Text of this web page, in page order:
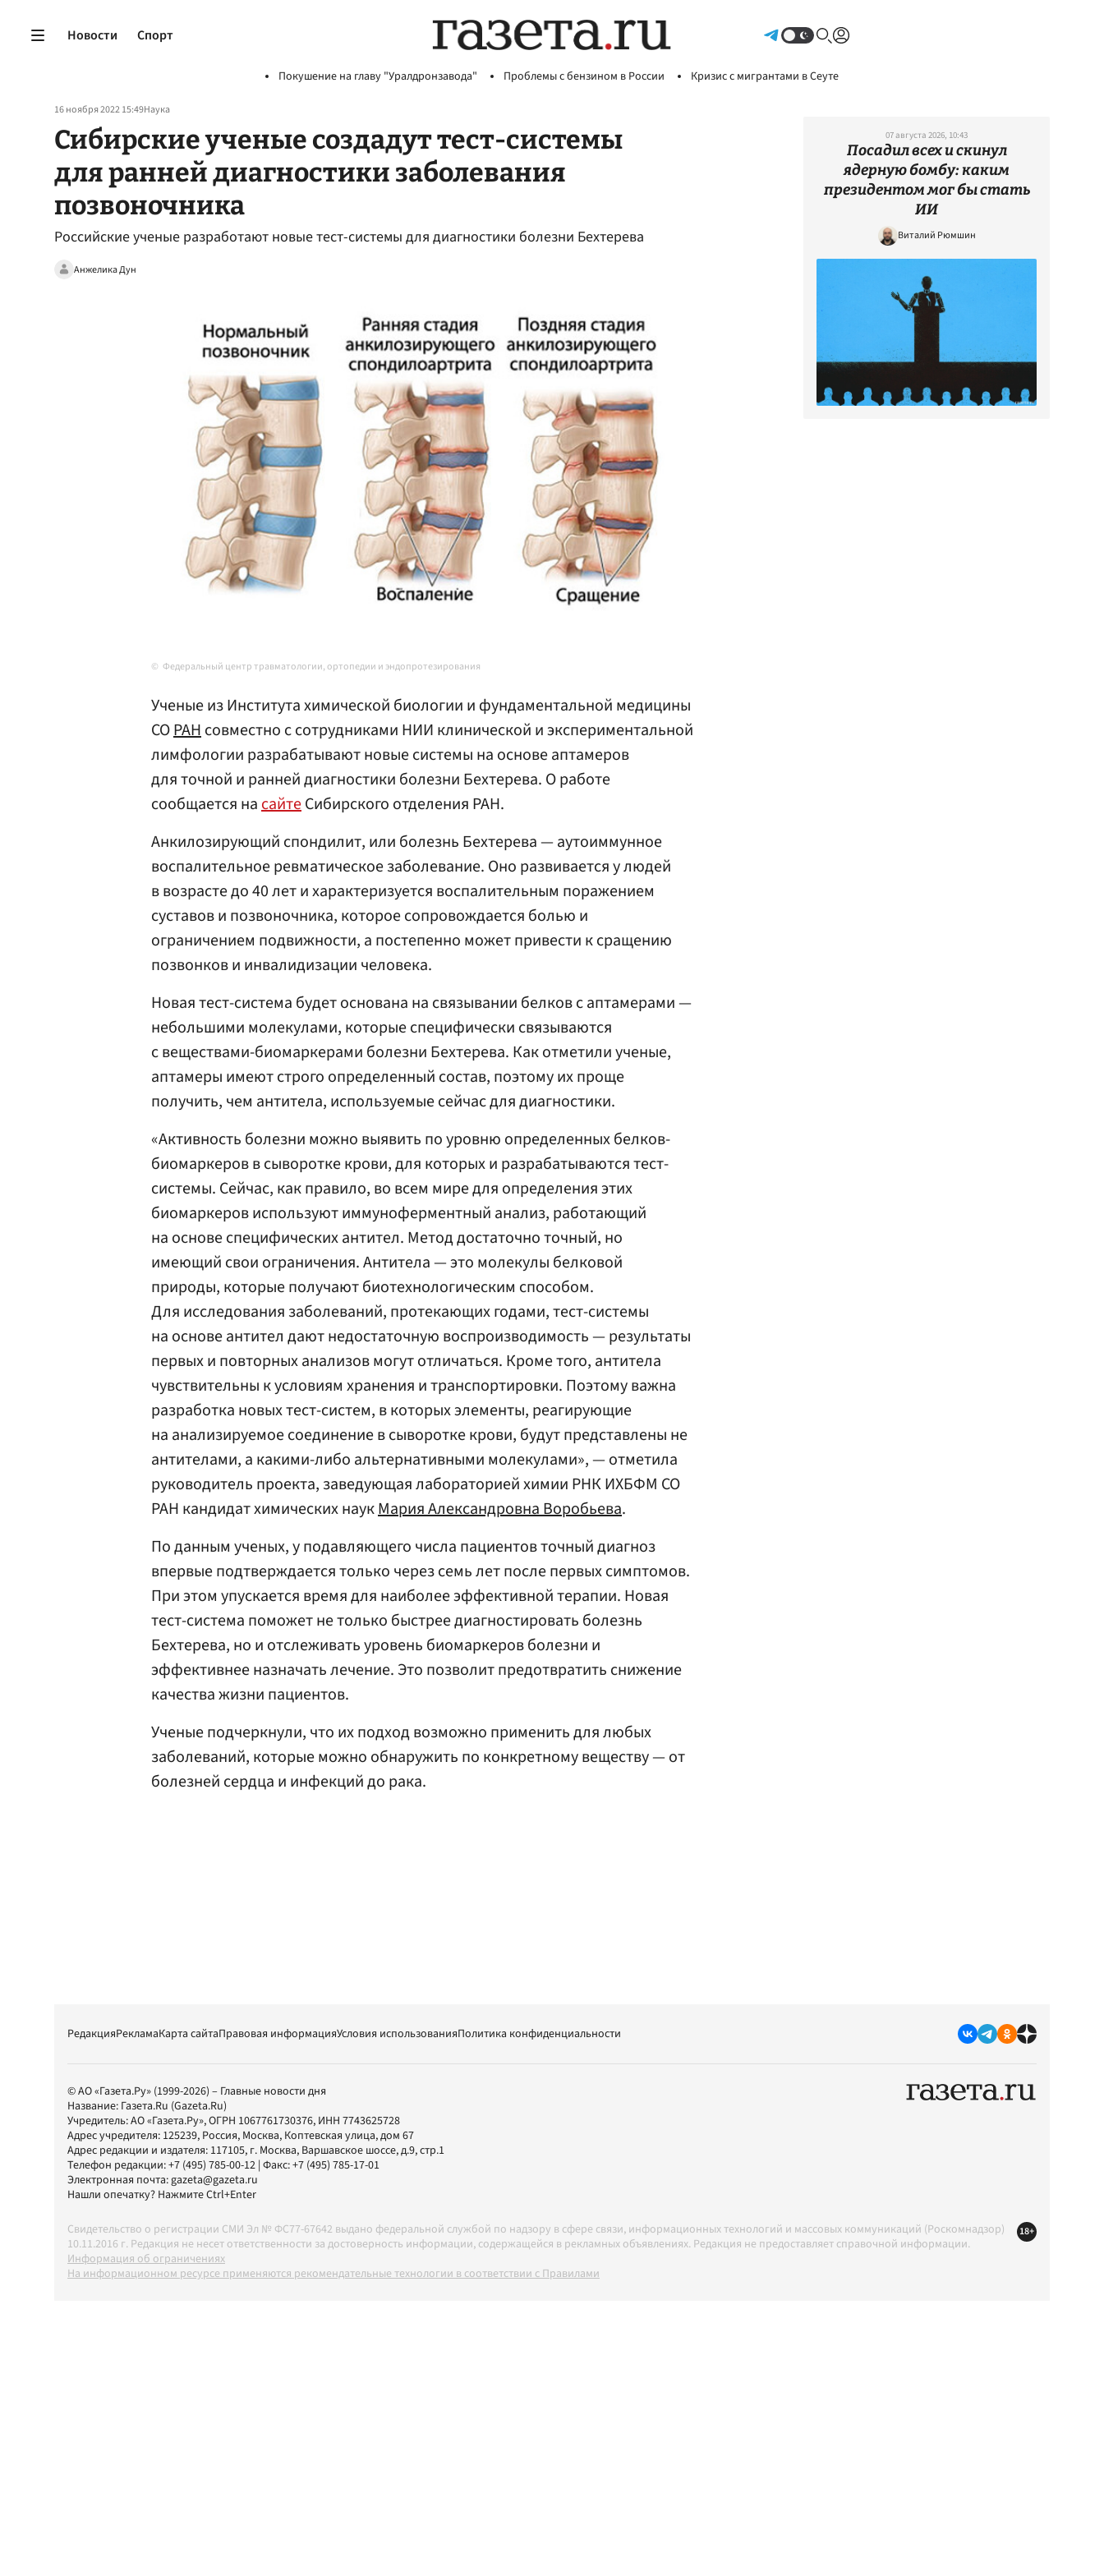
Новости Спорт
Покушение на главу "Уралдронзавода" Проблемы с бензином в России Кризис с мигрантами в Сеуте
16 ноября 2022 15:49Наука
Сибирские ученые создадут тест-системы
для ранней диагностики заболевания
позвоночника
Российские ученые разработают новые тест-системы для диагностики болезни Бехтерева
Анжелика Дун
Федеральный центр травматологии, ортопедии и эндопротезирования
Ученые из Института химической биологии и фундаментальной медицины
СОРАНсовместно с сотрудниками НИИ клинической и экспериментальной
лимфологии разрабатывают новые системы на основе аптамеров
для точной и ранней диагностики болезни Бехтерева. О работе
сообщается насайтеСибирского отделения РАН.
Анкилозирующий спондилит, или болезнь Бехтерева — аутоиммунное
воспалительное ревматическое заболевание. Оно развивается у людей
в возрасте до 40 лет и характеризуется воспалительным поражением
суставов и позвоночника, которое сопровождается болью и
ограничением подвижности, а постепенно может привести к сращению
позвонков и инвалидизации человека.
Новая тест-система будет основана на связывании белков с аптамерами —
небольшими молекулами, которые специфически связываются
с веществами-биомаркерами болезни Бехтерева. Как отметили ученые,
аптамеры имеют строго определенный состав, поэтому их проще
получить, чем антитела, используемые сейчас для диагностики.
«Активность болезни можно выявить по уровню определенных белков-
биомаркеров в сыворотке крови, для которых и разрабатываются тест-
системы. Сейчас, как правило, во всем мире для определения этих
биомаркеров используют иммуноферментный анализ, работающий
на основе специфических антител. Метод достаточно точный, но
имеющий свои ограничения. Антитела — это молекулы белковой
природы, которые получают биотехнологическим способом.
Для исследования заболеваний, протекающих годами, тест-системы
на основе антител дают недостаточную воспроизводимость — результаты
первых и повторных анализов могут отличаться. Кроме того, антитела
чувствительны к условиям хранения и транспортировки. Поэтому важна
разработка новых тест-систем, в которых элементы, реагирующие
на анализируемое соединение в сыворотке крови, будут представлены не
антителами, а какими-либо альтернативными молекулами», — отметила
руководитель проекта, заведующая лабораторией химии РНК ИХБФМ СО
РАН кандидат химических наукМария Александровна Воробьева.
По данным ученых, у подавляющего числа пациентов точный диагноз
впервые подтверждается только через семь лет после первых симптомов.
При этом упускается время для наиболее эффективной терапии. Новая
тест-система поможет не только быстрее диагностировать болезнь
Бехтерева, но и отслеживать уровень биомаркеров болезни и
эффективнее назначать лечение. Это позволит предотвратить снижение
качества жизни пациентов.
Ученые подчеркнули, что их подход возможно применить для любых
заболеваний, которые можно обнаружить по конкретному веществу — от
болезней сердца и инфекций до рака.
07 августа 2026, 10:43
Посадил всех и скинул
ядерную бомбу: каким
президентом мог бы стать
ИИ
Виталий Рюмшин
РедакцияРекламаКарта сайтаПравовая информацияУсловия использованияПолитика конфиденциальности
© АО «Газета.Ру» (1999-2026) – Главные новости дня
Название: Газета.Ru (Gazeta.Ru)
Учредитель:АО «Газета.Ру», ОГРН 1067761730376, ИНН 7743625728
Адрес учредителя: 125239, Россия, Москва, Коптевская улица, дом 67
Адрес редакции и издателя: 117105, г. Москва, Варшавское шоссе, д.9, стр.1
Телефон редакции:+7 (495) 785-00-12 | Факс:+7 (495) 785-17-01
Электронная почта:gazeta@gazeta.ru
Нашли опечатку? Нажмите Ctrl+Enter
Свидетельство о регистрации СМИ Эл № ФС77-67642 выдано федеральной службой по надзору в сфере связи, информационных технологий и массовых коммуникаций (Роскомнадзор)
10.11.2016 г. Редакция не несет ответственности за достоверность информации, содержащейся в рекламных объявлениях. Редакция не предоставляет справочной информации.
Информация об ограничениях
На информационном ресурсе применяются рекомендательные технологии в соответствии с Правилами
18+